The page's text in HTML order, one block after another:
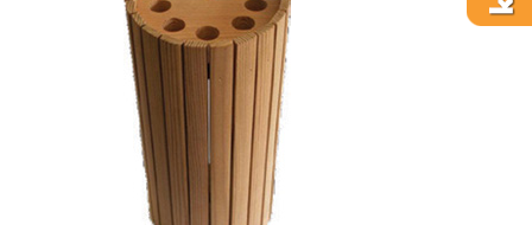
Stakleni mozaik
Dekorativni i građevinski materijali